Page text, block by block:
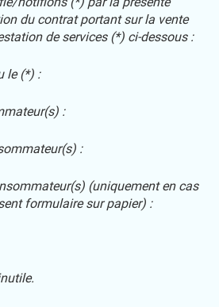
du contrat portant sur la vente
de services (*) ci-dessous :
le (*) :
:
:
(uniquement en cas
formulaire sur papier) :